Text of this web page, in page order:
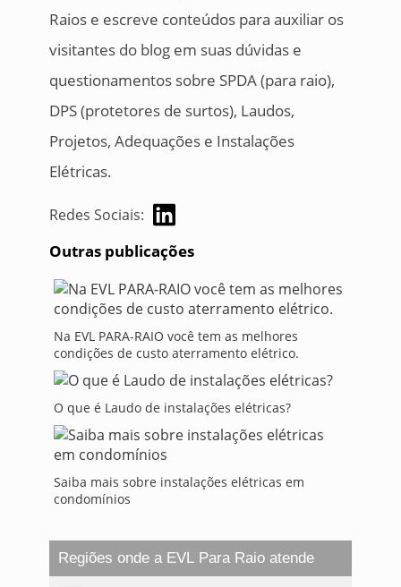
Raios e escreve conteúdos para auxiliar os
visitantes do blog em suas dúvidas e
questionamentos sobre SPDA (para raio),
DPS (protetores de surtos), Laudos,
Projetos, Adequações e Instalações
Elétricas.
Redes Sociais:
Outras publicações
Na EVL PARA-RAIO você tem as melhores
condições de custo aterramento elétrico.
O que é Laudo de instalações elétricas?
Saiba mais sobre instalações elétricas em
condomínios
Regiões onde a EVL Para Raio atende